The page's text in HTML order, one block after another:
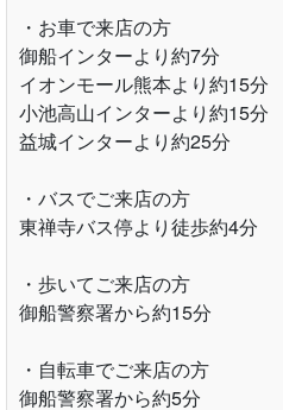
・お車で来店の方
御船インターより約7分
イオンモール熊本より約15分
小池高山インターより約15分
益城インターより約25分
・バスでご来店の方
東禅寺バス停より徒歩約4分
・歩いてご来店の方
御船警察署から約15分
・自転車でご来店の方
御船警察署から約5分